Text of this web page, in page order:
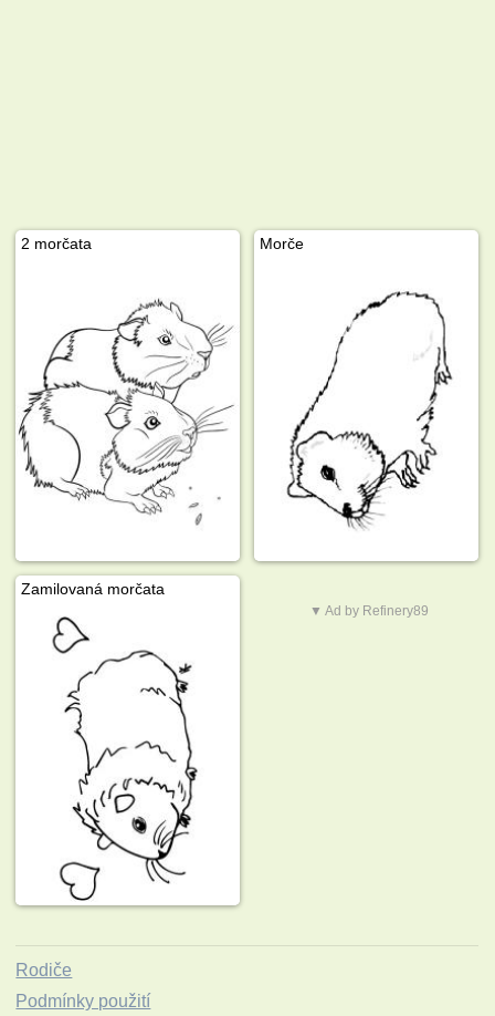
2 morčata Morče
Zamilovaná morčata
▼ Ad by Refinery89
Rodiče
Podmínky použití